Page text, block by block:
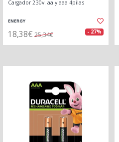
Cargador 230v. aa y aaa 4pilas
ENERGY
18,38€ 25,34€ - 27%